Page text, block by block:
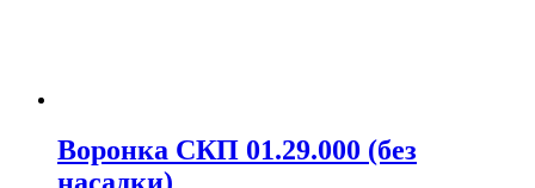
Воронка СКП 01.29.000 (без